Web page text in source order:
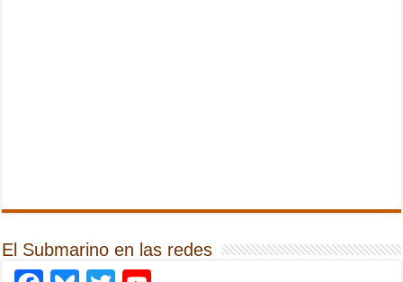
El Submarino en las redes